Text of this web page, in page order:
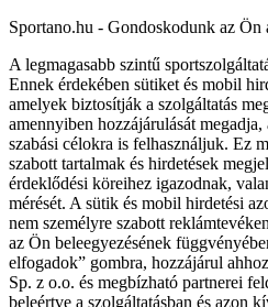
Sportano.hu - Gondoskodunk az Ön
A legmagasabb szintű
Ennek érdekében sütiket és mobil
amelyek biztosítják a szolgáltatás
amennyiben hozzájárulását
szabási célokra is felhasználjuk. Ez
szabott tartalmak és hirdetések
érdeklődési köreihez igazodnak,
mérését. A sütik és mobil hirdetési
nem személyre szabott
az Ön beleegyezésének
elfogadok” gombra, hozzájárul
Sp. z o.o. és megbízható partnerei
beleértve a szolgáltatásban és azon